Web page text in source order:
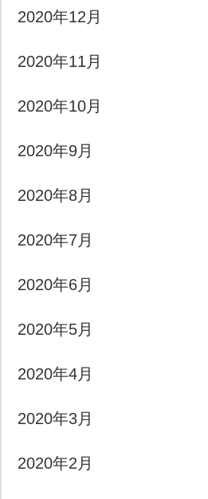
2020年12月
2020年11月
2020年10月
2020年9月
2020年8月
2020年7月
2020年6月
2020年5月
2020年4月
2020年3月
2020年2月